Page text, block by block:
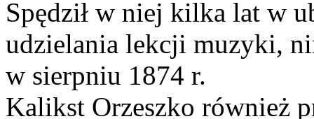
Spędził w niej kilka lat w
udzielania lekcji muzyki,
w sierpniu 1874 r.
Kalikst Orzeszko również